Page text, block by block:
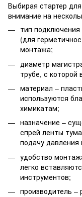
Выбирая стартер
внимание на
тип
(для
монтажа;
диаметр
трубе, с которой
материал –
используются
химикатам;
назначение –
спрей ленты
подачу давления
удобство
легко
инструментов;
производитель –